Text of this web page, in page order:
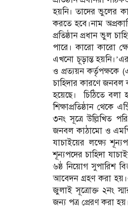
হয়নি। তাদের ভুলের
করতে হবে।নাম
প্রতিষ্ঠান প্রধান ভুল
পারে। কারো কারো
এখনো চূড়ান্ত
ও প্রত্যয়ন কর্তৃপক্ষকে
চাহিদার কারণে জনবল
হয়েছে। চিঠিতে বলা
শিক্ষাপ্রতিষ্ঠান থেকে
৩নং সূত্রে উল্লিখিত
জনবল কাঠামো ও
যাচাইয়ের লক্ষ্যে
শূন্যপদের চাহিদা
৬ষ্ঠ নিয়োগ সুপারিশ
আবেদন গ্রহণ করা
জুলাই সূত্রোক্ত ২নং
জন্য পত্র প্রেরণ করা হয়।